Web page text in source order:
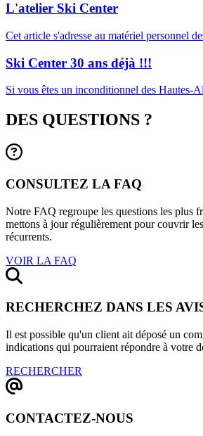
L'atelier Ski Center
Cet article s'adresse au matériel personnel
Ski Center 30 ans déjà !!!
Si vous êtes un inconditionnel des Hautes-
DES QUESTIONS ?
CONSULTEZ LA FAQ
Notre FAQ regroupe les questions les plus
mettons à jour régulièrement pour couvrir
récurrents.
VOIR LA FAQ
RECHERCHEZ DANS LES
Il est possible qu'un client ait déposé un
indications qui pourraient répondre à votre
RECHERCHER
CONTACTEZ-NOUS